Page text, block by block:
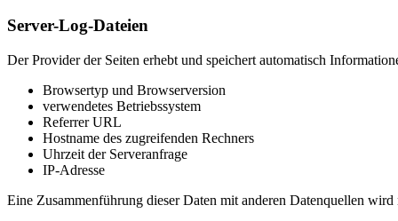
Server-Log-Dateien
Der Provider der Seiten erhebt und speichert automatisch
Browsertyp und Browserversion
verwendetes Betriebssystem
Referrer URL
Hostname des zugreifenden Rechners
Uhrzeit der Serveranfrage
IP-Adresse
Eine Zusammenführung dieser Daten mit anderen Datenquellen